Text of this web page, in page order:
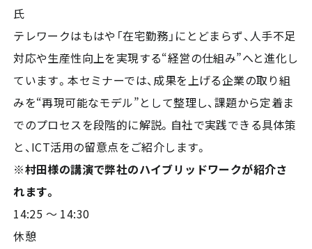
氏
テレワークはもはや「在宅勤務」にとどまらず、人手不足
対応や生産性向上を実現する“経営の仕組み”へと進化し
ています。本セミナーでは、成果を上げる企業の取り組
みを“再現可能なモデル”として整理し、課題から定着ま
でのプロセスを段階的に解説。自社で実践できる具体策
と、ICT活用の留意点をご紹介します。
※村田様の講演で弊社のハイブリッドワークが紹介さ
れます。
14:25 〜 14:30
休憩